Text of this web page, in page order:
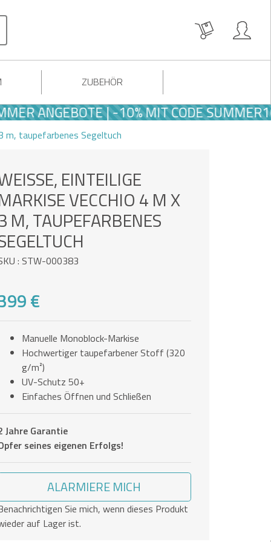
ZUBEHÖR
| -10% MIT CODE SUMMER10
m, taupefarbenes Segeltuch
EINTEILIGE M
VECCHIO 4 M X 3
TAUPEFARBENES S
: STW-000383
€
Manuelle Monoblock-Markise
Hochwertiger taupefarbener Stoff (320
g/m²)
UV-Schutz 50+
Einfaches Öffnen und Schließen
Jahre Garantie
seines eigenen Erfolgs!
ALARMIERE MICH
Sie mich, wenn dieses Produkt
auf Lager ist.